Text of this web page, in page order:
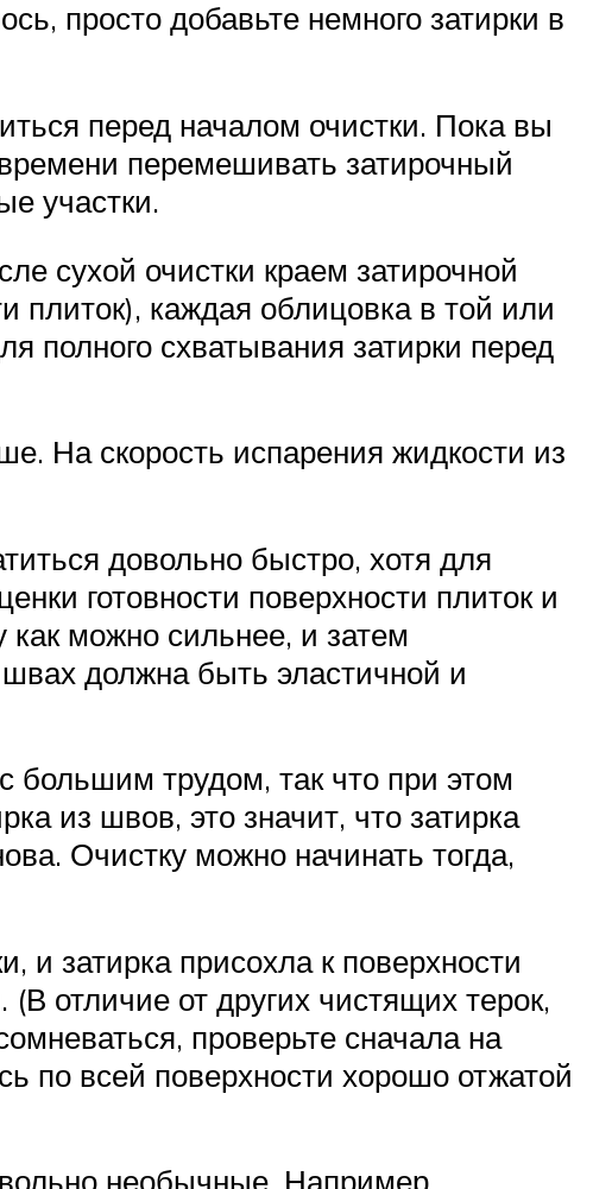
просто добавьте немного затирки в
перед началом очистки. Пока вы
перемешивать затирочный
участки.
сухой очистки краем затирочной
плиток), каждая облицовка в той или
полного схватывания затирки перед
На скорость испарения жидкости из
довольно быстро, хотя для
готовности поверхности плиток и
как можно сильнее, и затем
должна быть эластичной и
большим трудом, так что при этом
из швов, это значит, что затирка
Очистку можно начинать тогда,
и затирка присохла к поверхности
отличие от других чистящих терок,
проверьте сначала на
по всей поверхности хорошо отжатой
необычные. Например,